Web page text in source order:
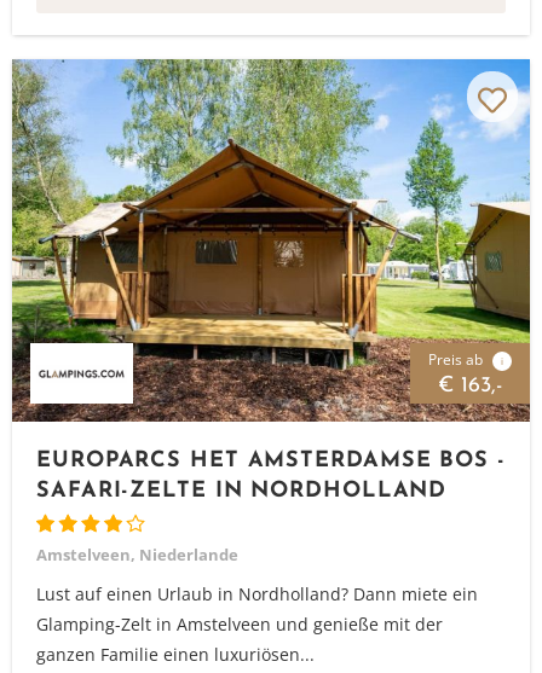
Preis ab i
€ 163,-
EUROPARCS HET AMSTERDAMSE BOS -
SAFARI-ZELTE IN NORDHOLLAND
Amstelveen, Niederlande
Lust auf einen Urlaub in Nordholland? Dann miete ein
Glamping-Zelt in Amstelveen und genieße mit der
ganzen Familie einen luxuriösen...